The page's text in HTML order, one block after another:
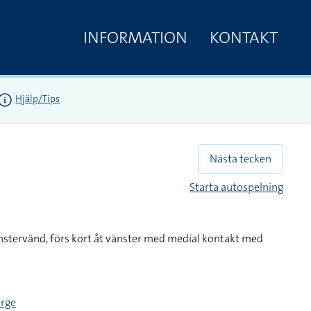
INFORMATION KONTAKT
Hjälp/Tips
Nästa tecken
Starta autospelning
förs kort åt vänster med medial kontakt med